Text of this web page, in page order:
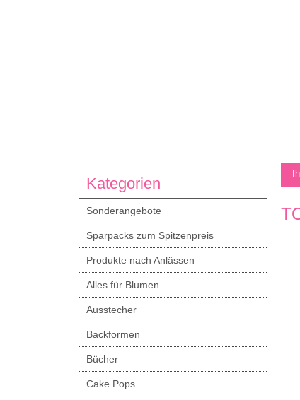
Kategorien
Sonderangebote
Sparpacks zum Spitzenpreis
Produkte nach Anlässen
Alles für Blumen
Ausstecher
Backformen
Bücher
Cake Pops